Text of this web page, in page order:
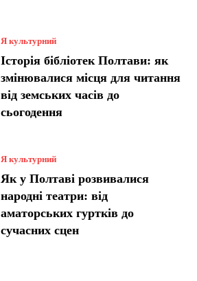
Я культурний
Історія бібліотек Полтави: як
змінювалися місця для читання
від земських часів до
сьогодення
Я культурний
Як у Полтаві розвивалися
народні театри: від
аматорських гуртків до
сучасних сцен